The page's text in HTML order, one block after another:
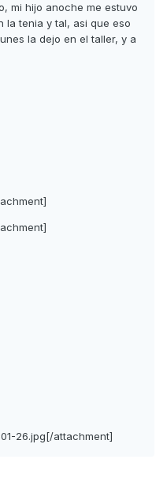
mi hijo anoche me estuvo
la tenia y tal, asi que eso
la dejo en el taller, y a
26.jpg[/attachment]